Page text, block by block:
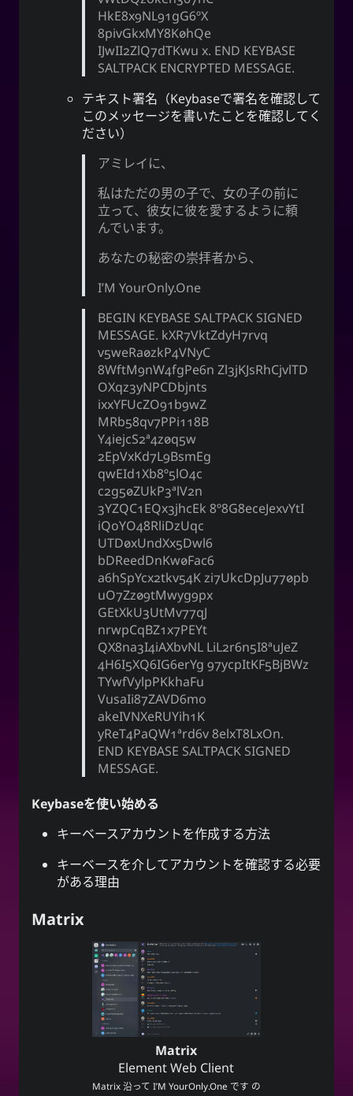
HkE8x9NL91gG6oX
8pivGkxMY8K0hQe
IJwII2ZlQ7dTKwu x. END KEYBASE
SALTPACK ENCRYPTED MESSAGE.
テキスト署名（Keybaseで署名を確認して
このメッセージを書いたことを確認してく
ださい）
アミレイに、
私はただの男の子で、女の子の前に
立って、彼女に彼を愛するように頼
んでいます。
あなたの秘密の崇拝者から、
I’M YourOnly.One
BEGIN KEYBASE SALTPACK SIGNED
MESSAGE. kXR7VktZdyH7rvq
v5weRa0zkP4VNyC
8WftM9nW4fgPe6n Zl3jKJsRhCjvlTD
OXqz3yNPCDbjnts
ixxYFUcZO91b9wZ
MRb58qv7PPi118B
Y4iejcS2a4z0q5w
2EpVxKd7L9BsmEg
qwEId1Xb8O5lO4c
c2g50ZUkP3alV2n
3YZQC1EQx3jhcEk 8O8G8eceJexvYtI
iQoYO48RliDzUqc
UTD0xUndXx5Dwl6
bDReedDnKw0Fac6
a6hSpYcx2tkv54K zi7UkcDpJu770pb
uO7Zz09tMwyg9px
GEtXkU3UtMv77qJ
nrwpCqBZ1x7PEYt
QX8na3I4iAXbvNL LiL2r6n5I8auJeZ
4H6I5XQ6IG6erYg 97ycpItKF5BjBWz
TYwfVylpPKkhaFu
VusaIi87ZAVD6mo
akeIVNXeRUYih1K
yReT4PaQW1Ard6v 8elxT8LxOn.
END KEYBASE SALTPACK SIGNED
MESSAGE.
Keybaseを使い始める
キーベースアカウントを作成する方法
キーベースを介してアカウントを確認する必要
がある理由
Matrix
Matrix
Element Web Client
Matrix沿って I’M YourOnly.One です の